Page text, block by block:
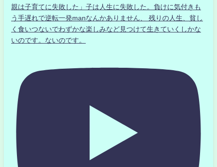
親は子育てに失敗した」子は人生に失敗した。負けに気付きも
う手遅れで逆転一発manなんかありません、 残りの人生、貧し
く食いつないでわずかな楽しみなど見つけて生きていくしかな
いのです。ないのです。